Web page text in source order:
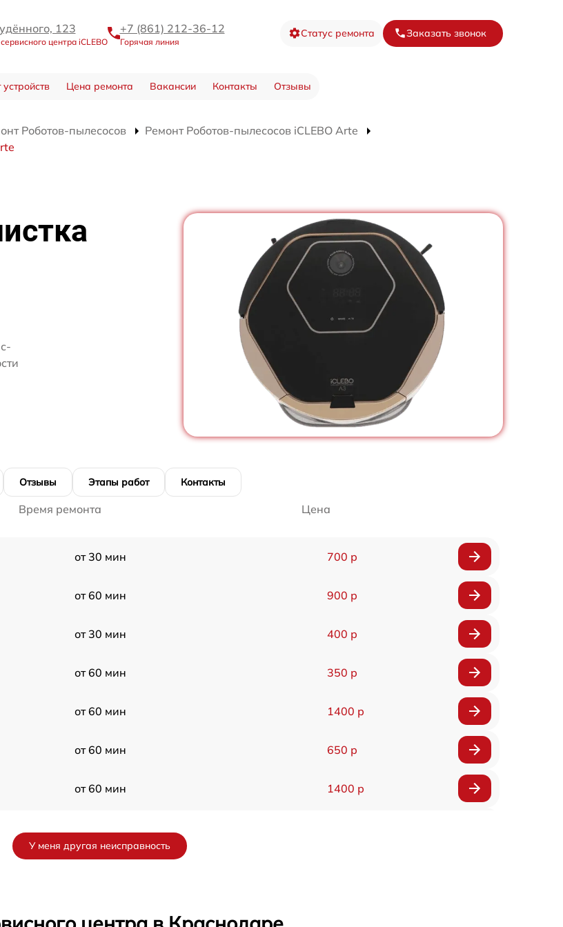
123
центра iCLEBO
+7 (861) 212-36-12
Горячая линия
Статус ремонта Заказать звонок
Цена ремонта Вакансии Контакты Отзывы
Роботов-пылесосов
Ремонт Роботов-пылесосов iCLEBO Arte
Отзывы Этапы работ Контакты
Время ремонта Цена
от 30 мин 700 р
от 60 мин 900 р
от 30 мин 400 р
от 60 мин 350 р
от 60 мин 1400 р
от 60 мин 650 р
от 60 мин 1400 р
У меня другая неисправность